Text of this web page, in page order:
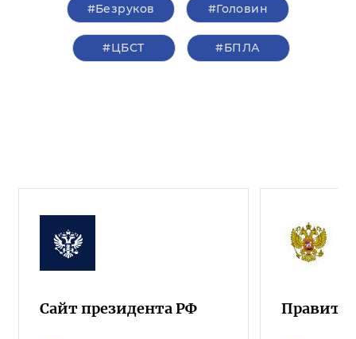
#Безруков #Головин
#ЦБСТ #БПЛА
Сайт президента РФ